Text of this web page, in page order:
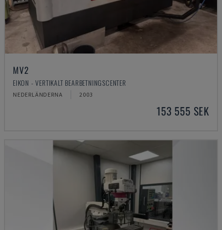
MV2
EIKON - VERTIKALT BEARBETNINGSCENTER
NEDERLÄNDERNA 2003
153 555 SEK